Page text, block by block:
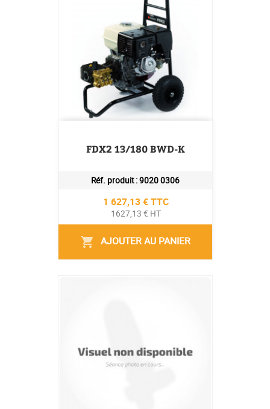
FDX2 13/180 BWD-K
Réf. produit :9020 0306
Prix
1 627,13 € TTC
1627,13 € HT
shopping_cart AJOUTER AU PANIER